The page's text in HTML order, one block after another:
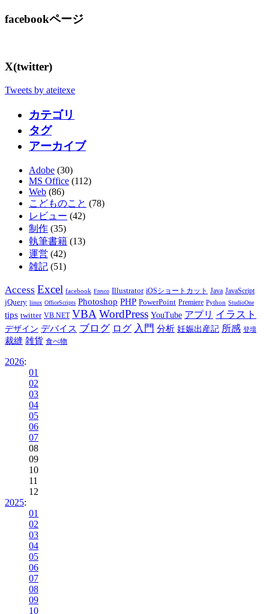
facebookページ
X(twitter)
Tweets by ateitexe
カテゴリ
タグ
アーカイブ
Adobe (30)
MS Office (112)
Web (86)
こどものこと (78)
レビュー (42)
制作 (35)
執筆書籍 (13)
運営 (42)
雑記 (51)
Access Excel facebook Fresco Illustrator iOSショートカット Java JavaScript
jQuery linux OfficeScripts Photoshop PHP PowerPoint Premiere Python StudioOne
tips twitter VB.NET VBAWordPress YouTube アプリ イラスト
デザイン デバイス ブログ ログ 入門 分析 妊娠出産記 所感 登壇
裁縫 雑貨 食べ物
2026:
01
02
03
04
05
06
07
08
09
10
11
12
2025:
01
02
03
04
05
06
07
08
09
10